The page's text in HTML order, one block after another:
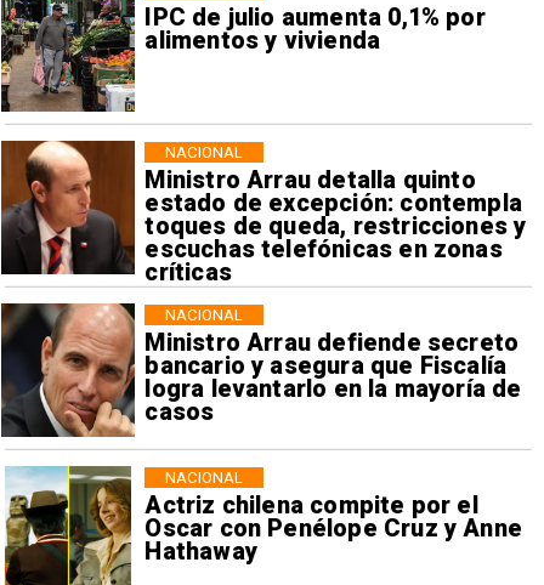
IPC de julio aumenta 0,1% por
alimentos y vivienda
Ministro Arrau detalla quinto
estado de excepción: contempla
toques de queda, restricciones y
escuchas telefónicas en zonas
críticas
NACIONAL
Ministro Arrau defiende secreto
bancario y asegura que Fiscalía
logra levantarlo en la mayoría de
casos
NACIONAL
Actriz chilena compite por el
Oscar con Penélope Cruz y Anne
Hathaway
NACIONAL